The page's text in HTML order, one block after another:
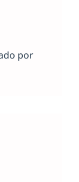
por